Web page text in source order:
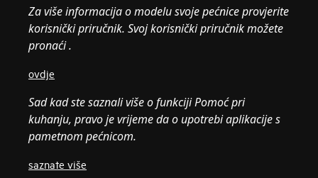
Za više informacija o modelu svoje pećnice provjerite
korisnički priručnik. Svoj korisnički priručnik možete
pronaći .
ovdje
Sad kad ste saznali više o funkciji Pomoć pri
kuhanju, pravo je vrijeme da o upotrebi aplikacije s
pametnom pećnicom.
saznate više